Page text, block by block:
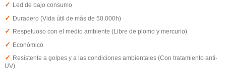
✓ Led de bajo consumo
✓ Duradero (Vida útil de más de 50.000h)
✓ Respetuoso con el medio ambiente (Libre de plomo y mercurio)
✓ Económico
✓ Resistente a golpes y a las condiciones ambientales (Con tratamiento anti-
UV)